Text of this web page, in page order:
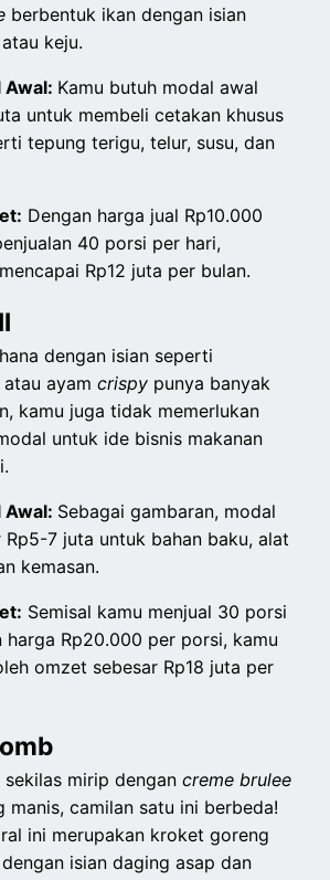
berbentuk ikan dengan isian
keju.
Awal: Kamu butuh modal awal
untuk membeli cetakan khusus
tepung terigu, telur, susu, dan
Dengan harga jual Rp10.000
40 porsi per hari,
Rp12 juta per bulan.
dengan isian seperti
atau ayamcrispy punya banyak
kamu juga tidak memerlukan
untuk ide bisnis makanan
Awal: Sebagai gambaran, modal
7 juta untuk bahan baku, alat
kemasan.
Semisal kamu menjual 30 porsi
harga Rp20.000 per porsi, kamu
omzet sebesar Rp18 juta per
sekilas mirip dengancreme brulee
manis, camilan satu ini berbeda!
ini merupakan kroket goreng
dengan isian daging asap dan